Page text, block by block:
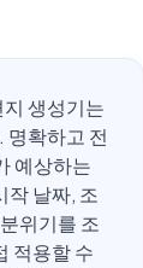
생성기는
명확하고 전
예상하는
작 날짜, 조
위기를 조
적용할 수